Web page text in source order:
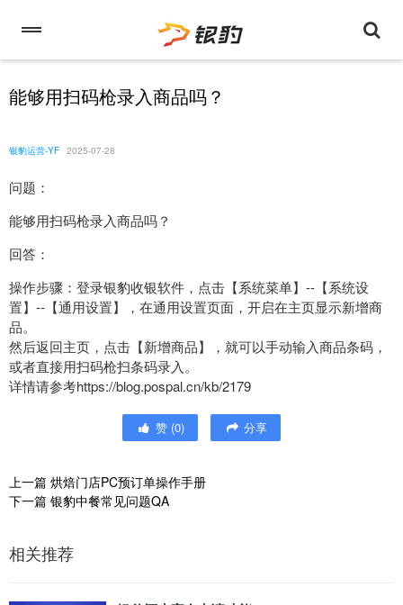
能够用扫码枪录入商品吗？
银豹运营-YF 2025-07-28
问题：
能够用扫码枪录入商品吗？
回答：
操作步骤：登录银豹收银软件，点击【系统菜单】--【系统设
置】--【通用设置】，在通用设置页面，开启在主页显示新增商
品。
然后返回主页，点击【新增商品】，就可以手动输入商品条码，
或者直接用扫码枪扫条码录入。
详情请参考https://blog.pospal.cn/kb/2179
赞 (0) 分享
上一篇 烘焙门店PC预订单操作手册
下一篇 银豹中餐常见问题QA
相关推荐